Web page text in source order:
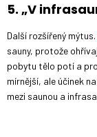
5. „V
Další rozšířený mýtus.
sauny, protože
pobytu tělo potí a
mírnější, ale účinek
mezi saunou a